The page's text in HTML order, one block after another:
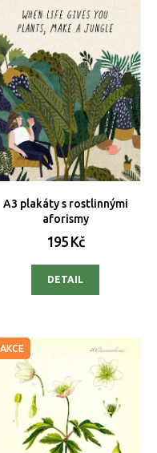
A3 plakáty s rostlinnými
aforismy
195 Kč
DETAIL
AKCE